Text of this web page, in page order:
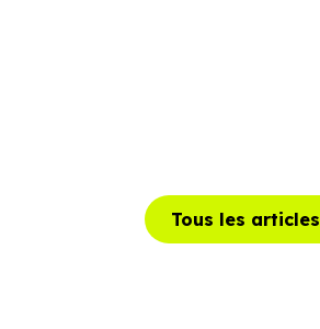
Tous les articles